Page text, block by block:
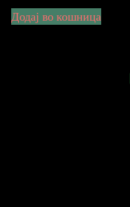
Додај во кошница